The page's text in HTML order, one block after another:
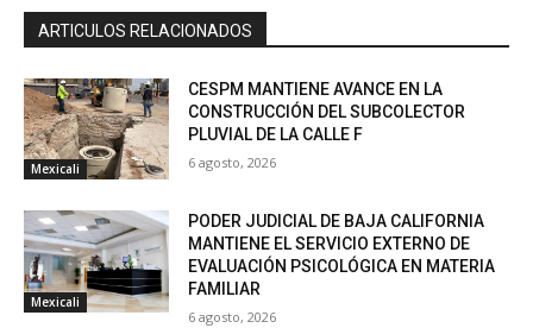
ARTICULOS RELACIONADOS
Mexicali
CESPM MANTIENE AVANCE EN LA
CONSTRUCCIÓN DEL SUBCOLECTOR
PLUVIAL DE LA CALLE F
6 agosto, 2026
Mexicali
PODER JUDICIAL DE BAJA CALIFORNIA
MANTIENE EL SERVICIO EXTERNO DE
EVALUACIÓN PSICOLÓGICA EN MATERIA
FAMILIAR
6 agosto, 2026